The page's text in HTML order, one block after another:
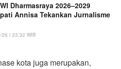
Dharmasraya 2026–2029
Annisa Tekankan Jurnalisme
| 23:32 WIB
kota juga merupakan,